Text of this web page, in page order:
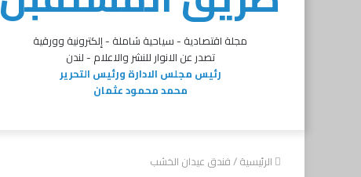
مجلة اقتصادية - سياحية شاملة - إلكترونية وورقية
تصدر عن الانوار للنشر والاعلام - لندن
رئيس مجلس الادارة ورئيس التحرير
محمد محمود عثمان
الرئيسية/فندق عيدان الخشب